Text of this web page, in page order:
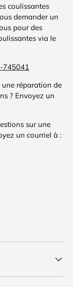
coulissantes
demander un
pour des
via le
745041
réparation de
? Envoyez un
sur une
un courriel à :